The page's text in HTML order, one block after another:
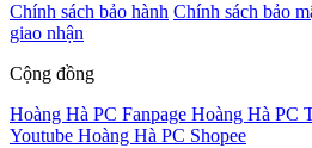
Chính sách bảo hành Chính sách bảo
giao nhận
Cộng đồng
Hoàng Hà PC Fanpage Hoàng Hà PC
Youtube Hoàng Hà PC Shopee